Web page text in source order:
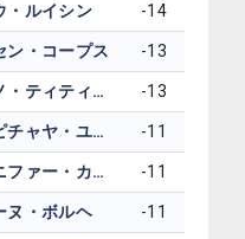
・ルイシン -14
ン・コープス -13
ジーノ・ティティクル -13
アルピチャヤ・ユボル -11
ジェニファー・カプチョ -11
ヌ・ボルヘ -11